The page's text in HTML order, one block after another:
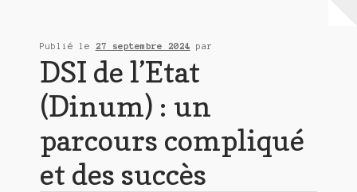
Publié le 27 septembre 2024 par
DSI de l’Etat
(Dinum) : un
parcours compliqué
et des succès